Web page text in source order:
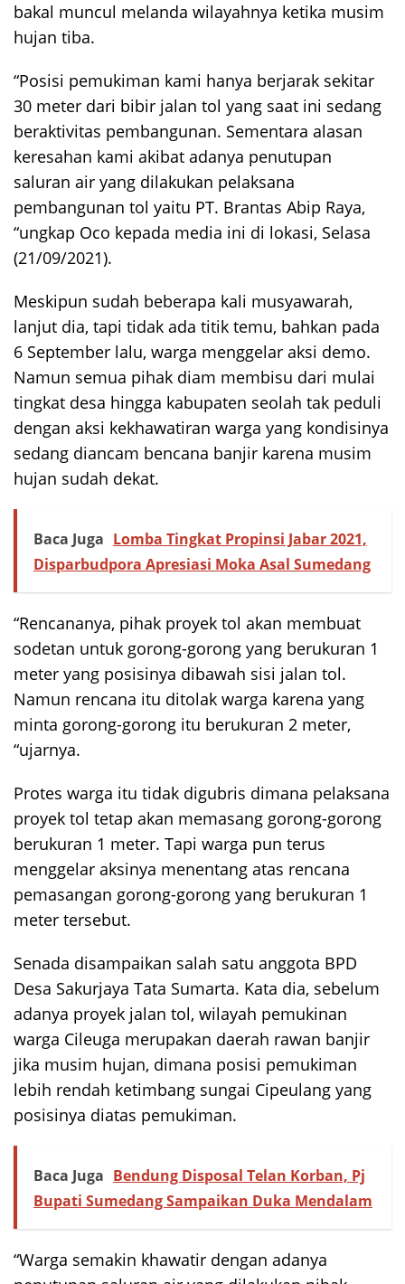
bakal muncul melanda wilayahnya ketika musim
hujan tiba.
“Posisi pemukiman kami hanya berjarak sekitar
30 meter dari bibir jalan tol yang saat ini sedang
beraktivitas pembangunan. Sementara alasan
keresahan kami akibat adanya penutupan
saluran air yang dilakukan pelaksana
pembangunan tol yaitu PT. Brantas Abip Raya,
“ungkap Oco kepada media ini di lokasi, Selasa
(21/09/2021).
Meskipun sudah beberapa kali musyawarah,
lanjut dia, tapi tidak ada titik temu, bahkan pada
6 September lalu, warga menggelar aksi demo.
Namun semua pihak diam membisu dari mulai
tingkat desa hingga kabupaten seolah tak peduli
dengan aksi kekhawatiran warga yang kondisinya
sedang diancam bencana banjir karena musim
hujan sudah dekat.
Baca Juga Lomba Tingkat Propinsi Jabar 2021,
Disparbudpora Apresiasi Moka Asal Sumedang
“Rencananya, pihak proyek tol akan membuat
sodetan untuk gorong-gorong yang berukuran 1
meter yang posisinya dibawah sisi jalan tol.
Namun rencana itu ditolak warga karena yang
minta gorong-gorong itu berukuran 2 meter,
“ujarnya.
Protes warga itu tidak digubris dimana pelaksana
proyek tol tetap akan memasang gorong-gorong
berukuran 1 meter. Tapi warga pun terus
menggelar aksinya menentang atas rencana
pemasangan gorong-gorong yang berukuran 1
meter tersebut.
Senada disampaikan salah satu anggota BPD
Desa Sakurjaya Tata Sumarta. Kata dia, sebelum
adanya proyek jalan tol, wilayah pemukinan
warga Cileuga merupakan daerah rawan banjir
jika musim hujan, dimana posisi pemukiman
lebih rendah ketimbang sungai Cipeulang yang
posisinya diatas pemukiman.
Baca Juga Bendung Disposal Telan Korban, Pj
Bupati Sumedang Sampaikan Duka Mendalam
“Warga semakin khawatir dengan adanya